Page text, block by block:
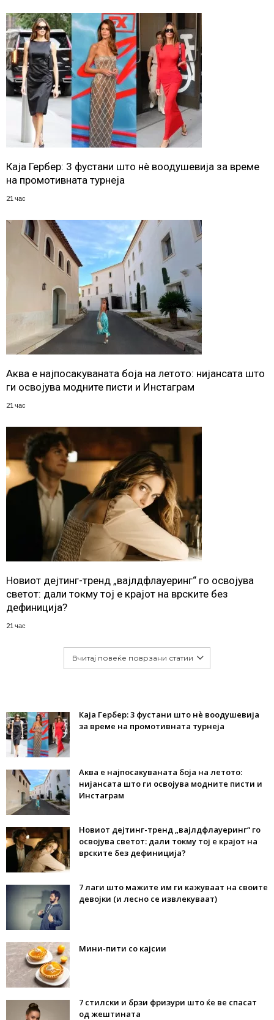
Каја Гербер: 3 фустани што нè воодушевија за време
на промотивната турнеја
21 час
Аква е најпосакуваната боја на летото: нијансата што
ги освојува модните писти и Инстаграм
21 час
Новиот дејтинг-тренд „вајлдфлауеринг“ го освојува
светот: дали токму тој е крајот на врските без
дефиниција?
21 час
Вчитај повеќе поврзани статии
Каја Гербер: 3 фустани што нè воодушевија
за време на промотивната турнеја
Аква е најпосакуваната боја на летото:
нијансата што ги освојува модните писти и
Инстаграм
Новиот дејтинг-тренд „вајлдфлауеринг“ го
освојува светот: дали токму тој е крајот на
врските без дефиниција?
7 лаги што мажите им ги кажуваат на своите
девојки (и лесно се извлекуваат)
Мини-пити со кајсии
7 стилски и брзи фризури што ќе ве спасат
од жештината